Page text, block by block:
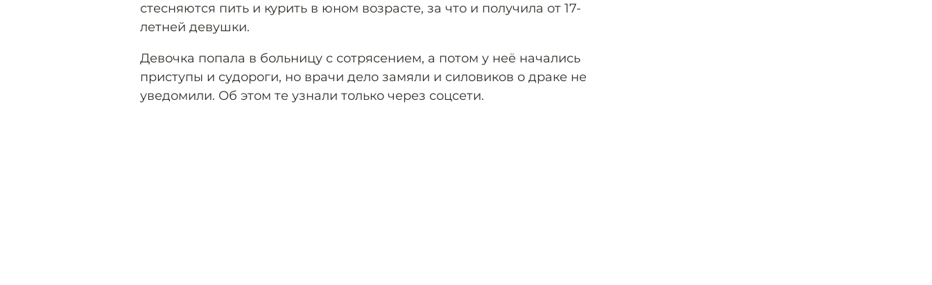
стесняются пить и курить в юном возрасте, за что и получила от 17-
летней девушки.
Девочка попала в больницу с сотрясением, а потом у неё начались
приступы и судороги, но врачи дело замяли и силовиков о драке не
уведомили. Об этом те узнали только через соцсети.